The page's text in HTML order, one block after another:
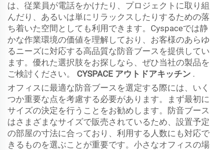
は、従業員が電話をかけたり、プロジェクトに取り組
んだり、あるいは単にリラックスしたりするための落
ち着いた空間としても利用できます。Cyspaceでは静
かな作業環境の価値を理解しており、お客様のあらゆ
るニーズに対応する高品質な防音ブースを提供してい
ます。優れた選択肢をお探しなら、ぜひ当社の製品を
ご検討ください。 CYSPACE アウトドアキッチン .
オフィスに最適な防音ブースを選定する際には、いく
つか重要な点を考慮する必要があります。まず最初に
サイズの決定を行うことをお勧めします。防音ブース
はさまざまなサイズで販売されているため、設置予定
の部屋の寸法に合っており、利用する人数にも対応で
きるものを選ぶことが重要です。小さなオフィスの場